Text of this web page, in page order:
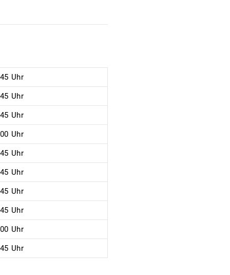
Uhr
Uhr
Uhr
Uhr
Uhr
Uhr
Uhr
Uhr
Uhr
Uhr